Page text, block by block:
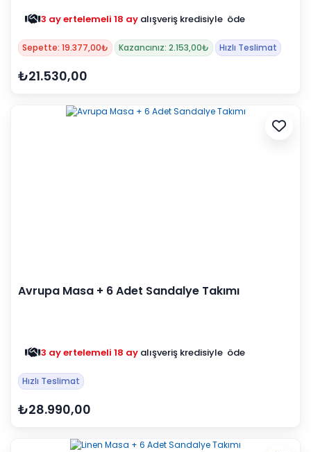
3 ay ertelemeli 18 ay alışveriş kredisiyle öde
Sepette: 19.377,00₺ Kazancınız: 2.153,00₺ Hızlı Teslimat
₺21.530,00
Avrupa Masa + 6 Adet Sandalye Takımı
3 ay ertelemeli 18 ay alışveriş kredisiyle öde
Hızlı Teslimat
₺28.990,00